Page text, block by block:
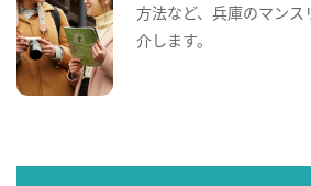
方法など、兵庫のマン
介します。